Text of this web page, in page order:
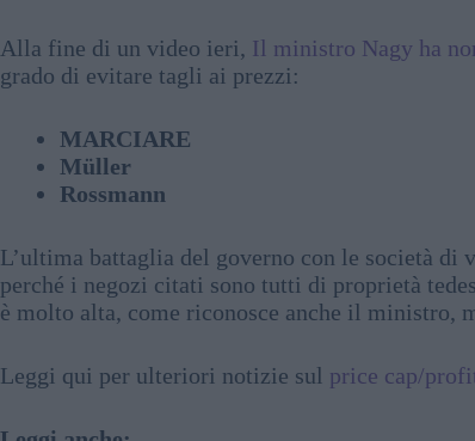
Alla fine di un video ieri, Il ministro Nagy ha
grado di evitare tagli ai prezzi:
MARCIARE
Müller
Rossmann
L’ultima battaglia del governo con le società di
perché i negozi citati sono tutti di proprietà
è molto alta, come riconosce anche il ministro,
Leggi qui per ulteriori notizie sul price cap/